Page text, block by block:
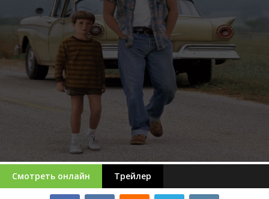
Смотреть онлайн Трейлер